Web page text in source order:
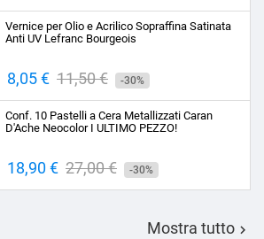
base
Vernice per Olio e Acrilico Sopraffina Satinata
Anti UV Lefranc Bourgeois
Prezzo
8,05 € Prezzo
base
11,50 € -30%
Conf. 10 Pastelli a Cera Metallizzati Caran
D'Ache Neocolor I ULTIMO PEZZO!
Prezzo
18,90 € Prezzo
base
27,00 € -30%
Mostra tutto 